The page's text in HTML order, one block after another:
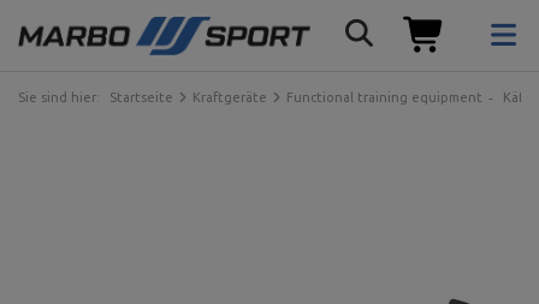
Sie sind hier: Startseite Kraftgeräte Functional training equipment